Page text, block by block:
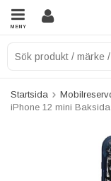
MENY
Startsida
iPhone 12 mini